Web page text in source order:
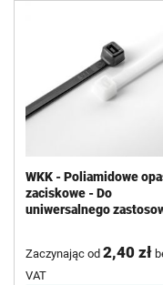
WKK - Poliamidowe
zaciskowe - Do
uniwersalnego
Zaczynając od 2,40 zł
VAT